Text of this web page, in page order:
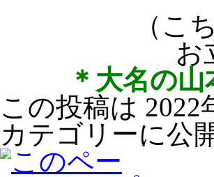
（こ
お
＊大名の
この投稿は 2022
カテゴリーに公